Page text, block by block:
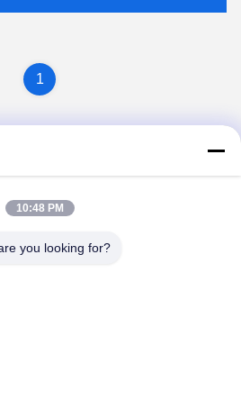
1
New Material
10:48 PM
you looking for?